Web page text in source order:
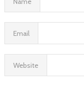
Email
Website